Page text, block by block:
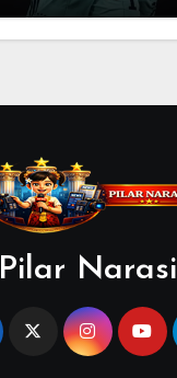
Pilar Narasi